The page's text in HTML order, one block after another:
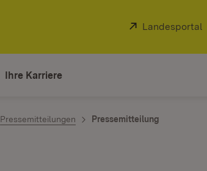
Extern:
Landesportal
Ihre Karriere
Pressemitteilungen Pressemitteilung